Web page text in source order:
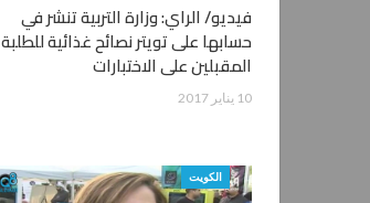
فيديو/ الراي: وزارة التربية تنشر في
حسابها على تويتر نصائح غذائية للطلبة
المقبلين على الاختبارات
10 يناير 2017
الكويت